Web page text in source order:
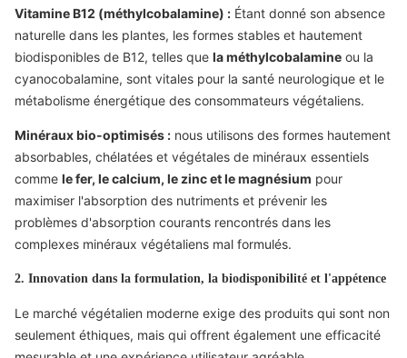
Vitamine B12 (méthylcobalamine) : Étant donné son absence
naturelle dans les plantes, les formes stables et hautement
biodisponibles de B12, telles que la méthylcobalamine ou la
cyanocobalamine, sont vitales pour la santé neurologique et le
métabolisme énergétique des consommateurs végétaliens.
Minéraux bio-optimisés : nous utilisons des formes hautement
absorbables, chélatées et végétales de minéraux essentiels
comme le fer, le calcium, le zinc et le magnésium pour
maximiser l'absorption des nutriments et prévenir les
problèmes d'absorption courants rencontrés dans les
complexes minéraux végétaliens mal formulés.
2. Innovation dans la formulation, la biodisponibilité et l'appétence
Le marché végétalien moderne exige des produits qui sont non
seulement éthiques, mais qui offrent également une efficacité